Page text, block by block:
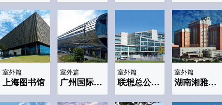
室外篇
上海图书馆
室外篇
广州国际会展中心
室外篇
联想总公司(lenovo)
室外篇
湖南湘雅医院